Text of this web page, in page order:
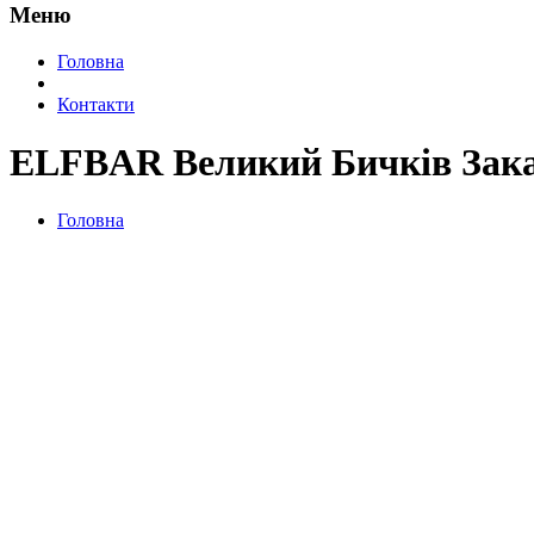
Меню
Головна
Контакти
ELFBAR Великий Бичків
Головна